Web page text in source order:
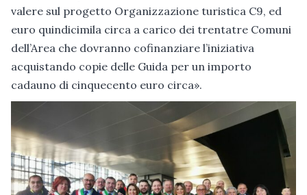
valere sul progetto Organizzazione turistica C9, ed
euro quindicimila circa a carico dei trentatre Comuni
dell’Area che dovranno cofinanziare l’iniziativa
acquistando copie delle Guida per un importo
cadauno di cinquecento euro circa».